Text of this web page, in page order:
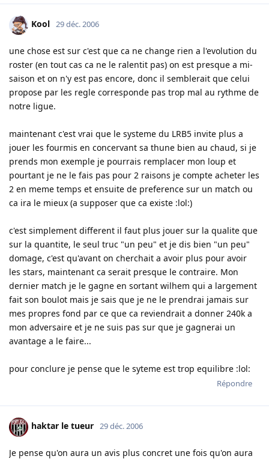
Kool 29 déc. 2006
une chose est sur c'est que ca ne change rien a l'evolution du
roster (en tout cas ca ne le ralentit pas) on est presque a mi-
saison et on n'y est pas encore, donc il semblerait que celui
propose par les regle corresponde pas trop mal au rythme de
notre ligue.
maintenant c'est vrai que le systeme du LRB5 invite plus a
jouer les fourmis en concervant sa thune bien au chaud, si je
prends mon exemple je pourrais remplacer mon loup et
pourtant je ne le fais pas pour 2 raisons je compte acheter les
2 en meme temps et ensuite de preference sur un match ou
ca ira le mieux (a supposer que ca existe :lol:)
c'est simplement different il faut plus jouer sur la qualite que
sur la quantite, le seul truc "un peu" et je dis bien "un peu"
domage, c'est qu'avant on cherchait a avoir plus pour avoir
les stars, maintenant ca serait presque le contraire. Mon
dernier match je le gagne en sortant wilhem qui a largement
fait son boulot mais je sais que je ne le prendrai jamais sur
mes propres fond par ce que ca reviendrait a donner 240k a
mon adversaire et je ne suis pas sur que je gagnerai un
avantage a le faire...
pour conclure je pense que le syteme est trop equilibre :lol:
Répondre
haktar le tueur 29 déc. 2006
Je pense qu'on aura un avis plus concret une fois qu'on aura